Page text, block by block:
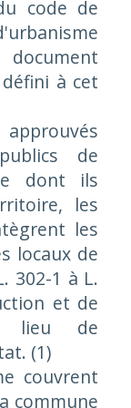
code de
à cet
de
dont ils
les
les
locaux de
302-1 à L.
et de
lieu de
(1)
couvrent
commune